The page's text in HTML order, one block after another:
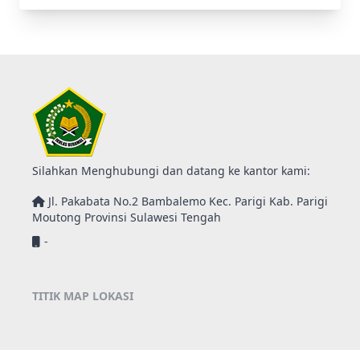
Silahkan Menghubungi dan datang ke kantor kami:
Jl. Pakabata No.2 Bambalemo Kec. Parigi Kab. Parigi
Moutong Provinsi Sulawesi Tengah
-
TITIK MAP LOKASI